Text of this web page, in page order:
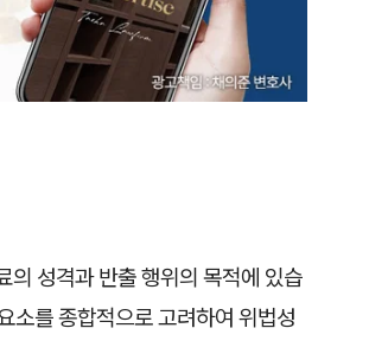
의 성격과 반출 행위의 목적에 있습
소를 종합적으로 고려하여 위법성